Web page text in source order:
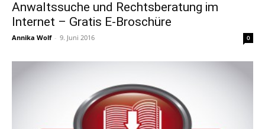
Anwaltssuche und Rechtsberatung im
Internet – Gratis E-Broschüre
Annika Wolf - 9. Juni 2016 0